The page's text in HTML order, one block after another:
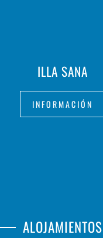
ILLA SANA
INFORMACIÓN
ALOJAMIENTOS